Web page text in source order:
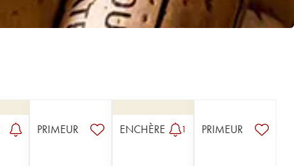
PRIMEUR ENCHÈRE 1 PRIMEUR